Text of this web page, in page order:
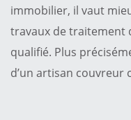
immobilier, il vaut
travaux de traitement
qualifié. Plus
d’un artisan couvreur